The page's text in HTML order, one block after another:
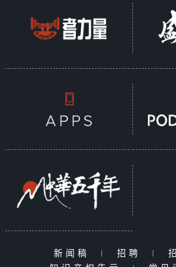
新闻稿 | 招聘 |